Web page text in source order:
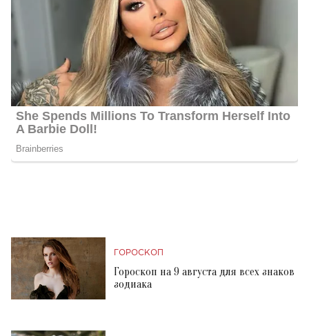
ГОРОСКОП
Гороскоп на 9 августа для всех знаков
зодиака